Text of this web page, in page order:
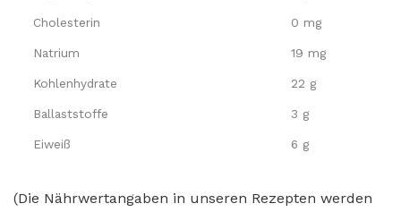
Cholesterin 0 mg
Natrium 19 mg
Kohlenhydrate 22 g
Ballaststoffe 3 g
Eiweiß 6 g
(Die Nährwertangaben in unseren Rezepten werden